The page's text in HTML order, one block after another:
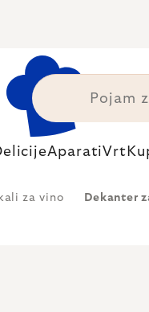
AparatiVrt
za vino Dekanter